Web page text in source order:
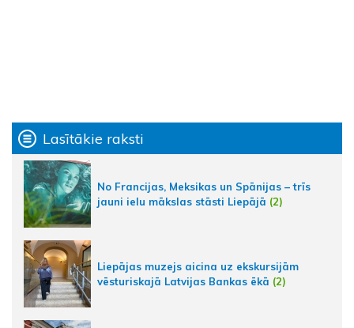
Lasītākie raksti
No Francijas, Meksikas un Spānijas – trīs
jauni ielu mākslas stāsti Liepājā (2)
Liepājas muzejs aicina uz ekskursijām
vēsturiskajā Latvijas Bankas ēkā (2)